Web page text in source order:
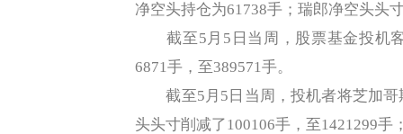
净空头持仓为61738手；瑞郎净空头头
截至5月5日当周，股票基金投机客
6871手，至389571手。
截至5月5日当周，投机者将芝加哥
头头寸削减了100106手，至1421299